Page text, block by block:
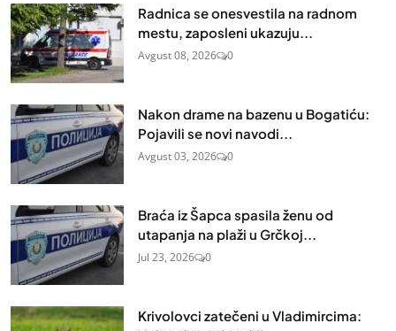
Radnica se onesvestila na radnom
mestu, zaposleni ukazuju...
Avgust 08, 2026 0
Nakon drame na bazenu u Bogatiću:
Pojavili se novi navodi...
Avgust 03, 2026 0
Braća iz Šapca spasila ženu od
utapanja na plaži u Grčkoj...
Jul 23, 2026 0
Krivolovci zatečeni u Vladimircima: